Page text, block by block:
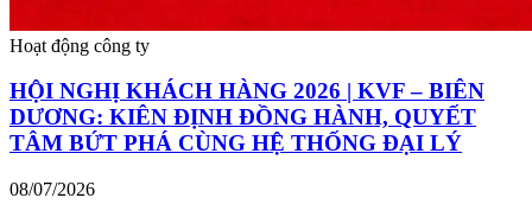
Hoạt động công ty
HỘI NGHỊ KHÁCH HÀNG 2026 | KVF – BIÊN
DƯƠNG: KIÊN ĐỊNH ĐỒNG HÀNH, QUYẾT
TÂM BỨT PHÁ CÙNG HỆ THỐNG ĐẠI LÝ
08/07/2026